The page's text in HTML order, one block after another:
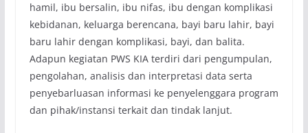
hamil, ibu bersalin, ibu nifas, ibu dengan komplikasi
kebidanan, keluarga berencana, bayi baru lahir, bayi
baru lahir dengan komplikasi, bayi, dan balita.
Adapun kegiatan PWS KIA terdiri dari pengumpulan,
pengolahan, analisis dan interpretasi data serta
penyebarluasan informasi ke penyelenggara program
dan pihak/instansi terkait dan tindak lanjut.